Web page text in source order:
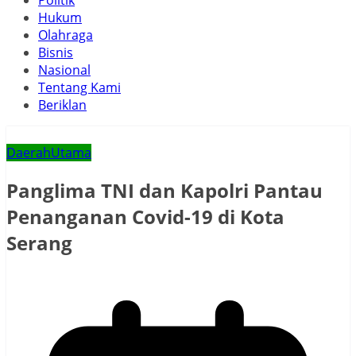
Hukum
Olahraga
Bisnis
Nasional
Tentang Kami
Beriklan
DaerahUtama
Panglima TNI dan Kapolri Pantau
Penanganan Covid-19 di Kota
Serang